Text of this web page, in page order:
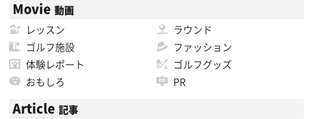
Movie 動画
レッスン
ラウンド
ゴルフ施設
ファッション
体験レポート
ゴルフグッズ
おもしろ
PR
Article 記事